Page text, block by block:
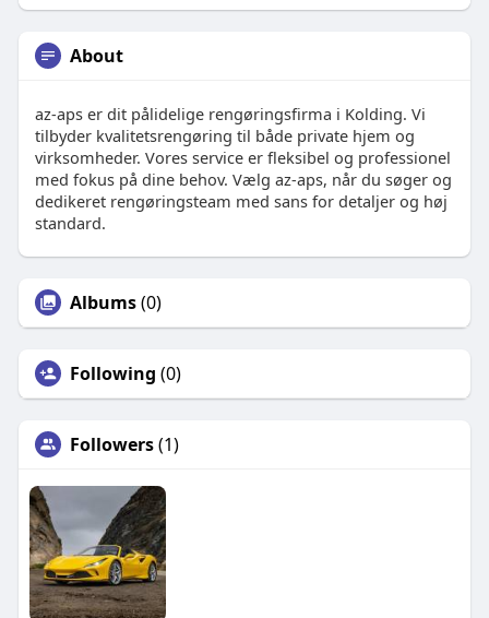
About
az-aps er dit pålidelige rengøringsfirma i Kolding. Vi
tilbyder kvalitetsrengøring til både private hjem og
virksomheder. Vores service er fleksibel og professionel
med fokus på dine behov. Vælg az-aps, når du søger og
dedikeret rengøringsteam med sans for detaljer og høj
standard.
Albums(0)
Following (0)
Followers(1)